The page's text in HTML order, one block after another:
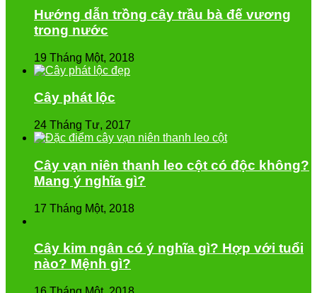
Hướng dẫn trồng cây trầu bà đế vương
trong nước
19 Tháng Một, 2018
Cây phát lộc
24 Tháng Tư, 2017
Cây vạn niên thanh leo cột có độc không?
Mang ý nghĩa gì?
17 Tháng Một, 2018
Cây kim ngân có ý nghĩa gì? Hợp với tuổi
nào? Mệnh gì?